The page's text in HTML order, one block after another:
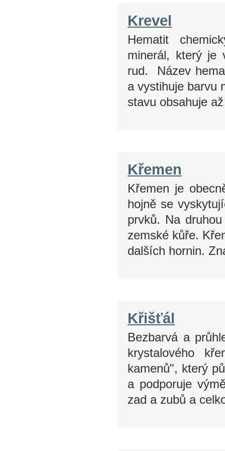
Krevel
Hematit
minerál, který je
rud. Název
a vystihuje barvu
stavu obsahuje
Křemen
Křemen je
hojně se
prvků. Na
zemské kůře.
dalších hornin.
Křišťál
Bezbarvá a
krystalového
kamenů", který
a podporuje
zad a zubů a